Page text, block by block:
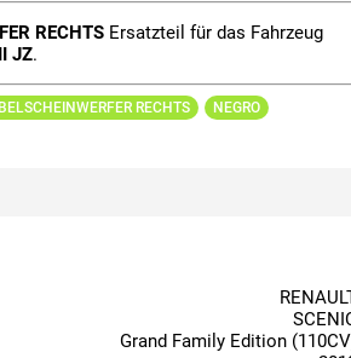
RECHTS Ersatzteil für das Fahrzeug
JZ.
RECHTS
NEGRO
Grand Family Edition